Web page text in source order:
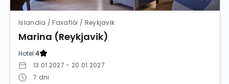
Islandia / Faxaflói / Reykjavik
Marina (Reykjavik)
Hotel:4
13.01.2027 - 20.01.2027
7 dni